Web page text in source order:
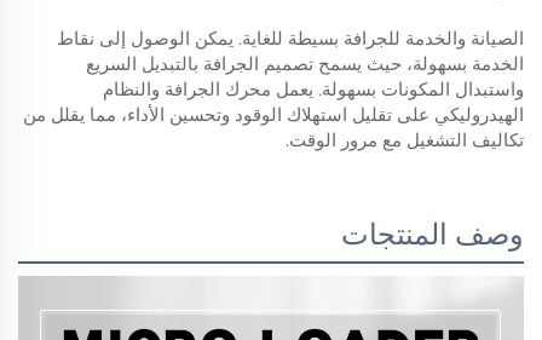
الصيانة والخدمة للجرافة بسيطة للغاية. يمكن الوصول إلى نقاط
الخدمة بسهولة، حيث يسمح تصميم الجرافة بالتبديل السريع
واستبدال المكونات بسهولة. يعمل محرك الجرافة والنظام
الهيدروليكي على تقليل استهلاك الوقود وتحسين الأداء، مما يقلل من
تكاليف التشغيل مع مرور الوقت.
وصف المنتجات